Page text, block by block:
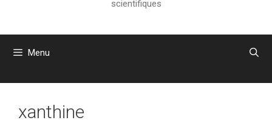
scientifiques
Menu
xanthine